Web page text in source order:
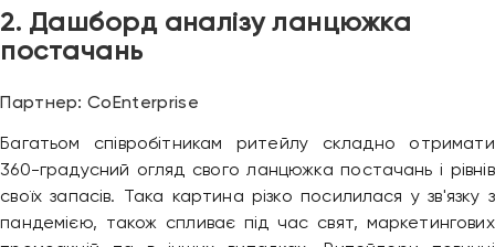
2. Дашборд аналізу ланцюжка
постачань
Партнер: CoEnterprise
Багатьом співробітникам ритейлу складно отримати
360-градусний огляд свого ланцюжка постачань і рівнів
своїх запасів. Така картина різко посилилася у зв'язку з
пандемією, також спливає під час свят, маркетингових